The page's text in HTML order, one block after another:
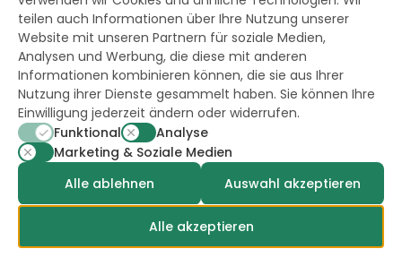
Alle Rechte
vorbehalten durch
Hazera 2026
Bleiben Sie auf dem Laufenden
teilen auch Informationen über Ihre Nutzung unserer
Website mit unseren Partnern für soziale Medien,
Analysen und Werbung, die diese mit anderen
Informationen kombinieren können, die sie aus Ihrer
Nutzung ihrer Dienste gesammelt haben. Sie können Ihre
Einwilligung jederzeit ändern oder widerrufen.
Funktional
Analyse
Marketing & Soziale Medien
Alle ablehnen
Auswahl akzeptieren
Alle akzeptieren